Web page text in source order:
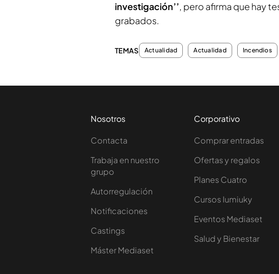
investigación’’, pero afirma que hay
grabados.
TEMAS Actualidad Actualidad Incendios
Nosotros
Contacta
Trabaja en nuestro
grupo
Autorregulación
Notificaciones
Castings
Máster Mediaset
Corporativo
Comprar entradas
Ofertas y regalos
Planes Cuatro
Cursos Iumiuky
Eventos Mediaset
Salud y Bienestar